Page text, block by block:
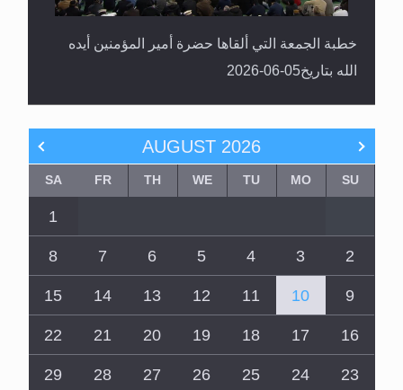
خطبة الجمعة التي ألقاها حضرة أمير المؤمنين أيده
الله بتاريخ05-06-2026
AUGUST 2026
SU
MO
TU
WE
TH
FR
SA
1
2
3
4
5
6
7
8
9
10
11
12
13
14
15
16
17
18
19
20
21
22
23
24
25
26
27
28
29